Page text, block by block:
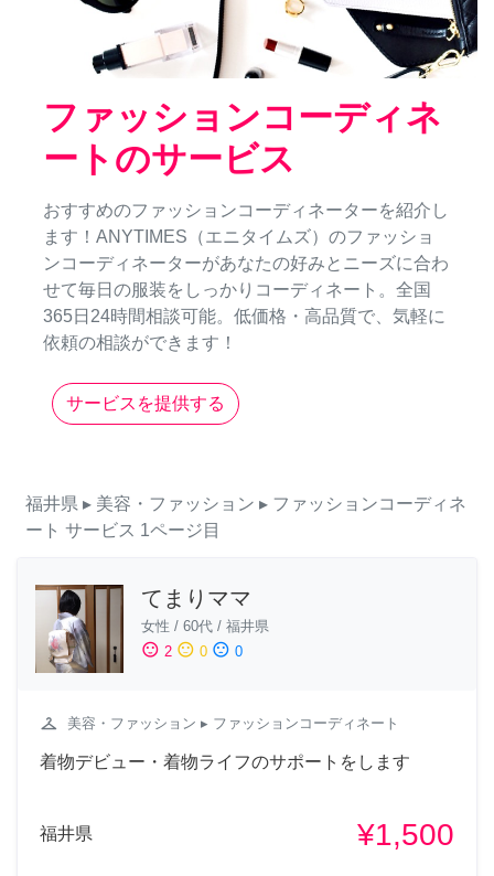
ファッションコーディネ
ートのサービス
おすすめのファッションコーディネーターを紹介し
ます！ANYTIMES（エニタイムズ）のファッショ
ンコーディネーターがあなたの好みとニーズに合わ
せて毎日の服装をしっかりコーディネート。全国
365日24時間相談可能。低価格・高品質で、気軽に
依頼の相談ができます！
サービスを提供する
福井県 ▸ 美容・ファッション ▸ ファッションコーディネ
ート サービス 1ページ目
てまりママ
女性 / 60代 / 福井県
sentiment_satisfied 2 sentiment_neutral 0 sentiment_dissatisfied 0
checkroom 美容・ファッション ▸ ファッションコーディネート
着物デビュー・着物ライフのサポートをします
福井県 ¥1,500